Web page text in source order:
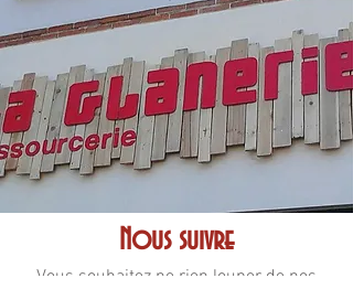
Nous suivre
Vous souhaitez ne rien louper de nos